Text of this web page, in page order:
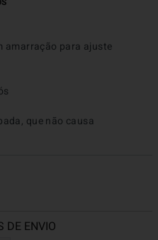
amarração para ajuste
que não causa